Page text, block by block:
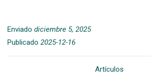
Enviado diciembre 5, 2025
Publicado 2025-12-16
Artículos